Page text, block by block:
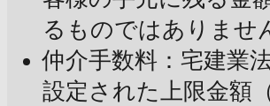
るものではありませ
仲介手数料：宅建業
設定された上限金額